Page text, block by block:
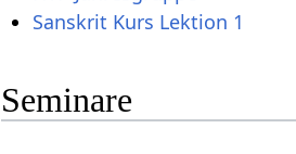
Sanskrit Kurs Lektion 1
Seminare